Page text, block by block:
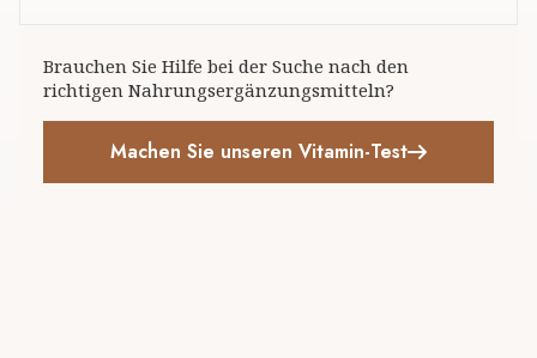
Brauchen Sie Hilfe bei der Suche nach den
richtigen Nahrungsergänzungsmitteln?
Machen Sie unseren Vitamin-Test